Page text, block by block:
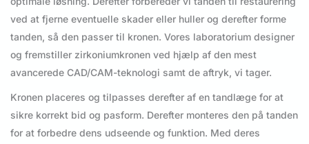
ved at fjerne eventuelle skader eller huller og derefter forme
tanden, så den passer til kronen. Vores laboratorium designer
og fremstiller zirkoniumkronen ved hjælp af den mest
avancerede CAD/CAM-teknologi samt de aftryk, vi tager.
Kronen placeres og tilpasses derefter af en tandlæge for at
sikre korrekt bid og pasform. Derefter monteres den på tanden
for at forbedre dens udseende og funktion. Med deres